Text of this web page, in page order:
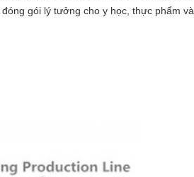
gói lý tưởng cho y học, thực phẩm